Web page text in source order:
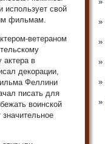
использует свой
фильмам.
ветераном
актера в
декорации,
Феллини
писать для
воинской